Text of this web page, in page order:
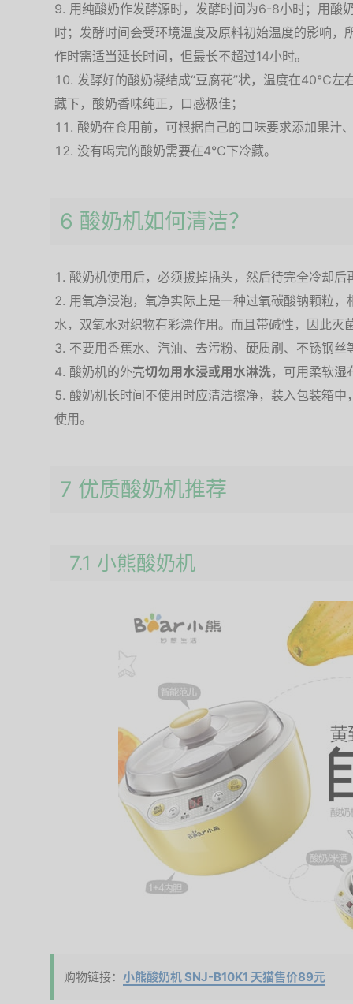
用纯酸奶作发酵源时，发酵时间为6-8小时；用酸
时；发酵时间会受环境温度及原料初始温度的影响，
作时需适当延长时间，但最长不超过14小时。
发酵好的酸奶凝结成“豆腐花”状，温度在40℃左
藏下，酸奶香味纯正，口感极佳；
酸奶在食用前，可根据自己的口味要求添加果汁
没有喝完的酸奶需要在4℃下冷藏。
6 酸奶机如何清洁？
酸奶机使用后，必须拔掉插头，然后待完全冷却后
用氧净浸泡，氧净实际上是一种过氧碳酸钠颗粒
水，双氧水对织物有彩漂作用。而且带碱性，因此灭
不要用香蕉水、汽油、去污粉、硬质刷、不锈钢丝
酸奶机的外壳切勿用水浸或用水淋洗，可用柔软湿
酸奶机长时间不使用时应清洁擦净，装入包装箱
使用。
7 优质酸奶机推荐
7.1 小熊酸奶机
购物链接： 小熊酸奶机 SNJ-B10K1 天猫售价89元